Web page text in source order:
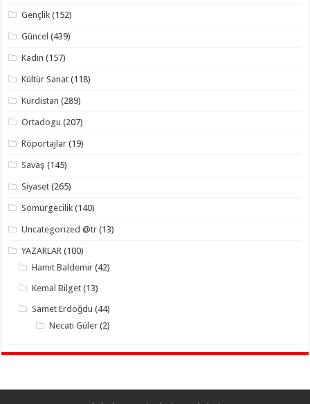
Gençlik (152)
Güncel (439)
Kadın (157)
Kültür Sanat (118)
Kürdistan (289)
Ortadogu (207)
Röportajlar (19)
Savaş (145)
Siyaset (265)
Sömürgecilik (140)
Uncategorized @tr (13)
YAZARLAR (100)
Hamit Baldemir (42)
Kemal Bilget (13)
Samet Erdoğdu (44)
Necati Güler (2)